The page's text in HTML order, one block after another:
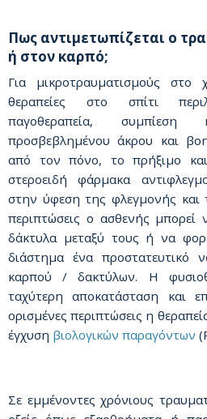
Πως αντιμετωπίζεται ο
ή στον καρπό;
Για μικροτραυματισμούς
θεραπείες στο σπίτι
παγοθεραπεία,
προσβεβλημένου άκρου και
από τον πόνο, το πρήξιμο
στεροειδή φάρμακα
στην ύφεση της φλεγμονής και
περιπτώσεις ο ασθενής μπορεί
δάκτυλα μεταξύ τους ή να
διάστημα ένα προστατευτικό
καρπού / δακτύλων. Η
ταχύτερη αποκατάσταση και
ορισμένες περιπτώσεις η
έγχυση βιολογικών παραγόντων
Σε εμμένοντες χρόνιους